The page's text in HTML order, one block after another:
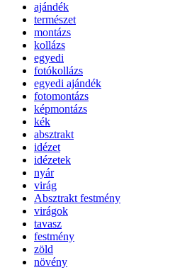
ajándék
természet
montázs
kollázs
egyedi
fotókollázs
egyedi ajándék
fotomontázs
képmontázs
kék
absztrakt
idézet
idézetek
nyár
virág
Absztrakt festmény
virágok
tavasz
festmény
zöld
növény